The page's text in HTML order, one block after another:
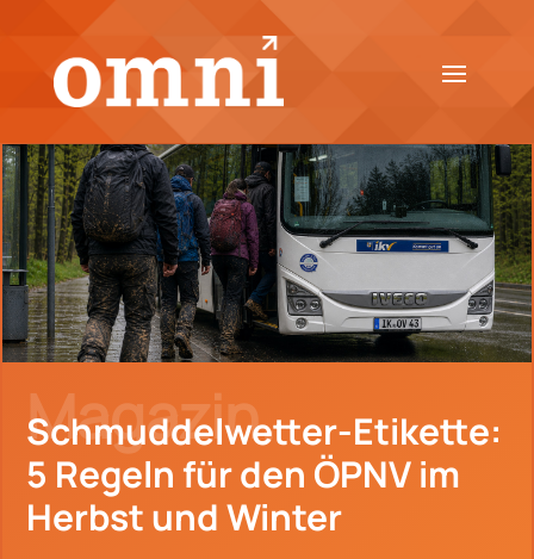
Magazin.
Schmuddelwetter-Etikette:
5 Regeln für den ÖPNV im
Herbst und Winter